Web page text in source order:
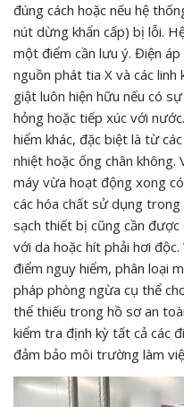
đúng cách hoặc nếu hệ
nút dừng khẩn cấp) bị lỗi.
một điểm cần lưu ý. Điện
nguồn phát tia X và các linh
giật luôn hiện hữu nếu có
hỏng hoặc tiếp xúc với
hiểm khác, đặc biệt là từ
nhiệt hoặc ống chân không.
máy vừa hoạt động xong
các hóa chất sử dụng trong
sạch thiết bị cũng cần
với da hoặc hít phải hơi
điểm nguy hiểm, phân loại
pháp phòng ngừa cụ thể
thể thiếu trong hồ sơ an
kiểm tra định kỳ tất cả các
đảm bảo môi trường làm